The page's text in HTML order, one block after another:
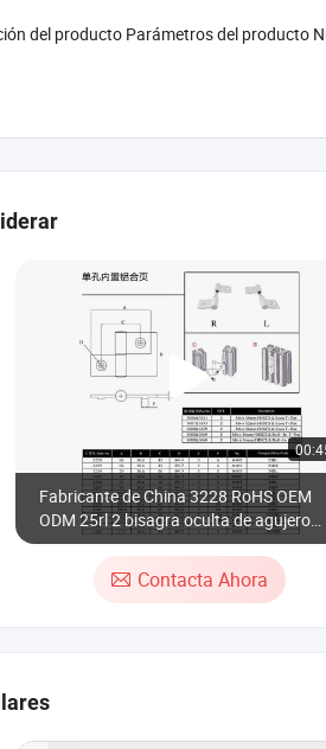
del producto Parámetros del producto
Fabricante de China 3228 RoHS OEM
ODM 25rl 2 bisagra oculta de agujero
CNC de aluminio anodizado plateado
para perfil de aluminio 25 30 40 45 50
Contacta Ahora